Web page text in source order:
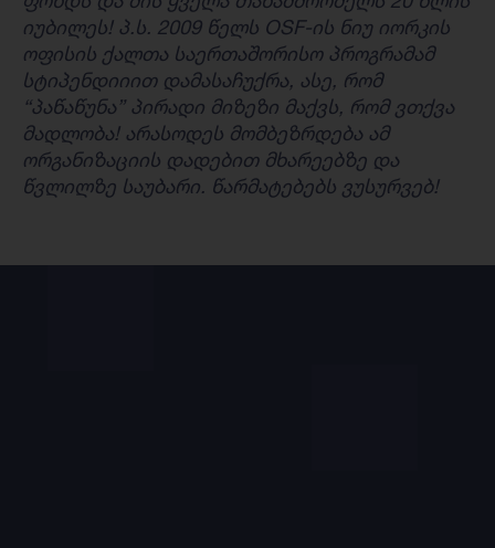
იუბილეს! პ.ს. 2009 წელს OSF-ის ნიუ იორკის
ოფისის ქალთა საერთაშორისო პროგრამამ
სტიპენდიიით დამასაჩუქრა, ასე, რომ
“პაწაწუნა” პირადი მიზეზი მაქვს, რომ ვთქვა
მადლობა! არასოდეს მომბეზრდება ამ
ორგანიზაციის დადებით მხარეებზე და
წვლილზე საუბარი. წარმატებებს ვუსურვებ!